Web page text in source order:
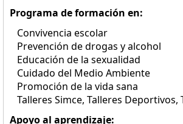
Programa de formación en:
Convivencia escolar
Prevención de drogas y alcohol
Educación de la sexualidad
Cuidado del Medio Ambiente
Promoción de la vida sana
Talleres Simce, Talleres Deportivos,
Apoyo al aprendizaje: